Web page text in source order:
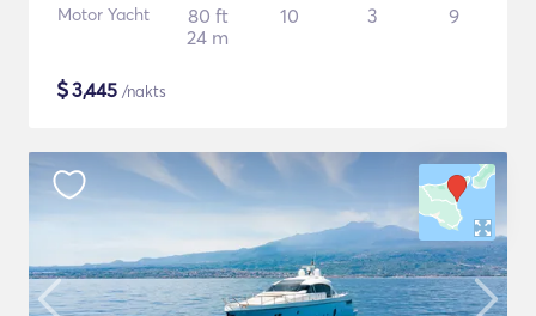
Motor Yacht
80 ft
24 m
10 3 9
$3,445 /nakts